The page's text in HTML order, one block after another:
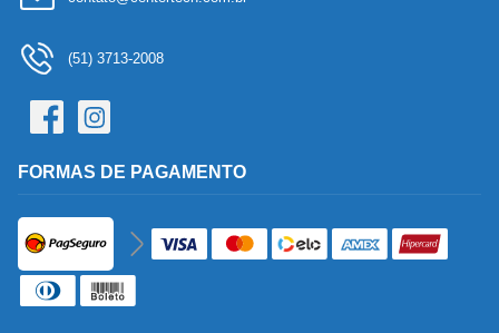
(51) 3713-2008
FORMAS DE PAGAMENTO